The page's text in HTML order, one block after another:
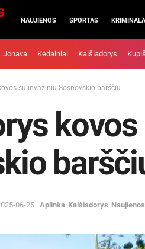
NAUJIENOS SPORTAS
Jonava Kėdainiai Kaišiadorys
su invaziniu Sosnovskio barščiu
06-25 Aplinka Kaišiadorys Naujienos